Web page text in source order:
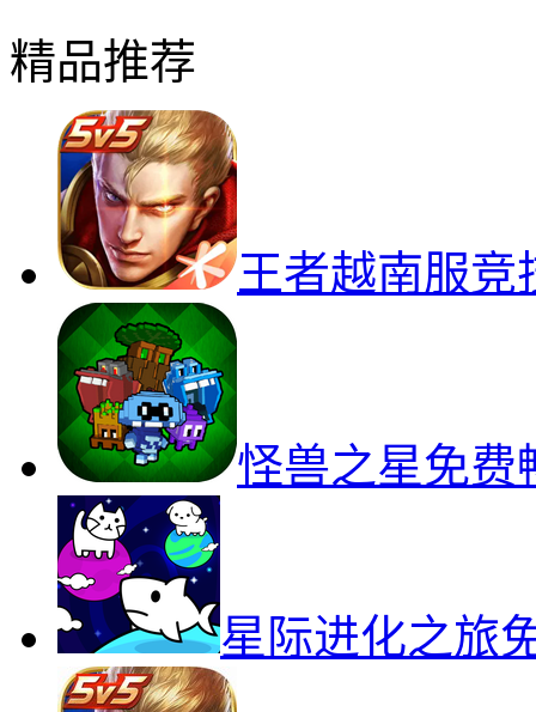
精品推荐
王者越南服竞
怪兽之星免费
星际进化之旅